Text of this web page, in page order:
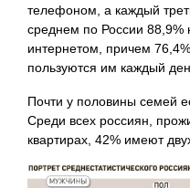
телефоном, а каждый
среднем по России 88,9%
интернетом, причем
пользуются им каждый
Почти у половины семей
Среди всех россиян,
квартирах, 42% имеют